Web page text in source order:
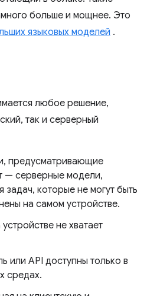
больше и мощнее. Это
языковых моделей .
любое решение,
так и серверный
предусматривающие
— серверные модели,
задач, которые не могут быть
на самом устройстве.
не хватает
или API доступны только в
средах.